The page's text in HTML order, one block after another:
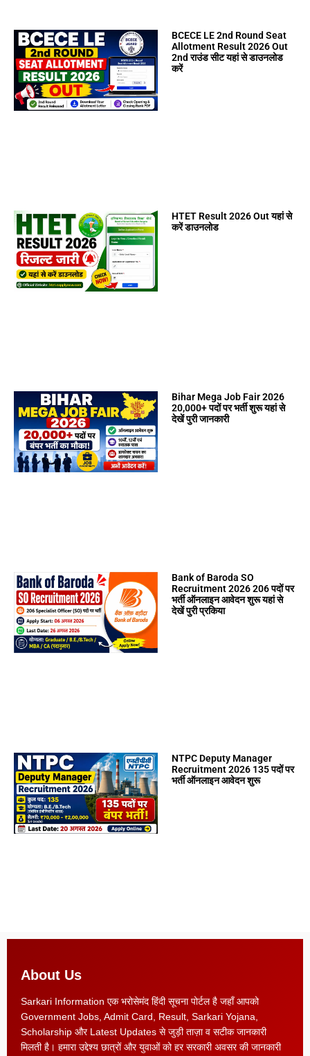
BCECE LE 2nd Round Seat
Allotment Result 2026 Out
2nd राउंड सीट यहां से डाउनलोड
करें
HTET Result 2026 Out यहां से
करें डाउनलोड
Bihar Mega Job Fair 2026
20,000+ पदों पर भर्ती शुरू यहां से
देखें पुरी जानकारी
Bank of Baroda SO
Recruitment 2026 206 पदों पर
भर्ती ऑनलाइन आवेदन शुरू यहां से
देखें पुरी प्रकिया
NTPC Deputy Manager
Recruitment 2026 135 पदों पर
भर्ती ऑनलाइन आवेदन शुरू
About Us
Sarkari Information एक भरोसेमंद हिंदी सूचना पोर्टल है जहाँ आपको
Government Jobs, Admit Card, Result, Sarkari Yojana,
Scholarship और Latest Updates से जुड़ी ताज़ा व सटीक जानकारी
मिलती है। हमारा उद्देश्य छात्रों और युवाओं को हर सरकारी अवसर की जानकारी